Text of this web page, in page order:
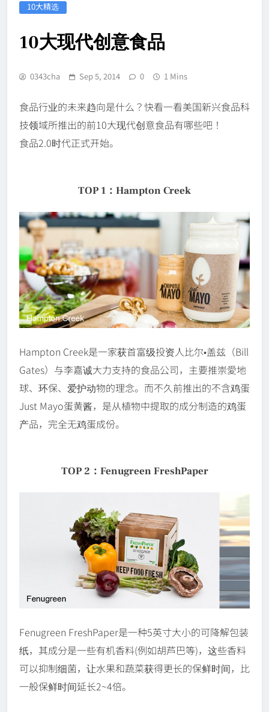
10大精选
10大现代创意食品
0343cha Sep 5, 2014 0 1 Mins
食品行业的未来趋向是什么？快看一看美国新兴食品科
技领域所推出的前10大现代创意食品有哪些吧！
食品2.0时代正式开始。
TOP 1：Hampton Creek
Hampton Creek是一家获首富级投资人比尔•盖兹（Bill
Gates）与李嘉诚大力支持的食品公司，主要推崇愛地
球、环保、爱护动物的理念。而不久前推出的不含鸡蛋
Just Mayo蛋黄酱，是从植物中提取的成分制造的鸡蛋
产品，完全无鸡蛋成份。
TOP 2：Fenugreen FreshPaper
Fenugreen FreshPaper是一种5英寸大小的可降解包装
纸，其成分是一些有机香料(例如胡芦巴等)，这些香料
可以抑制细菌，让水果和蔬菜获得更长的保鲜时间，比
一般保鲜时间延长2~4倍。